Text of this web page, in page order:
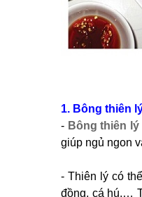
1. Bông thiên
- Bông thiên lý
giúp ngủ ngon
- Thiên lý có
đồng, cá hú,…